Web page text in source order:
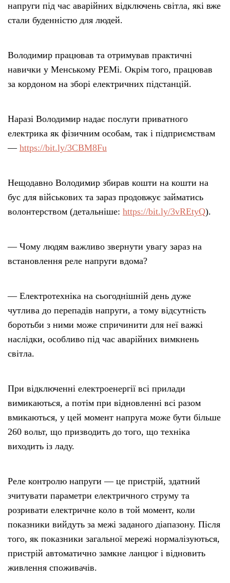
напруги під час аварійних відключень світла, які вже
стали буденністю для людей.
Володимир працював та отримував практичні
навички у Менському РЕМі. Окрім того, працював
за кордоном на зборі електричних підстанцій.
Наразі Володимир надає послуги приватного
електрика як фізичним особам, так і підприємствам
— https://bit.ly/3CBM8Fu
Нещодавно Володимир збирав кошти на кошти на
бус для військових та зараз продовжує займатись
волонтерством (детальніше: https://bit.ly/3vREtyQ).
— Чому людям важливо звернути увагу зараз на
встановлення реле напруги вдома?
— Електротехніка на сьогоднішній день дуже
чутлива до перепадів напруги, а тому відсутність
боротьби з ними може спричинити для неї важкі
наслідки, особливо під час аварійних вимкнень
світла.
При відключенні електроенергії всі прилади
вимикаються, а потім при відновленні всі разом
вмикаються, у цей момент напруга може бути більше
260 вольт, що призводить до того, що техніка
виходить із ладу.
Реле контролю напруги — це пристрій, здатний
зчитувати параметри електричного струму та
розривати електричне коло в той момент, коли
показники вийдуть за межі заданого діапазону. Після
того, як показники загальної мережі нормалізуються,
пристрій автоматично замкне ланцюг і відновить
живлення споживачів.